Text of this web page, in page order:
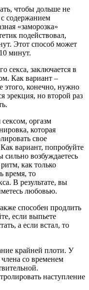
чтобы дольше не
с содержанием
«заморозка»
подействовал,
Этот способ может
минут.
секса, заключается в
Как вариант –
этого, конечно, нужно
эрекция, но второй раз
оргазм
которая
свое
вариант, попробуйте
возбуждаетесь
как только
время, то
В результате, вы
любовью.
способен продлить
если выпьете
а если встал, то
крайней плоти. У
со временем
наступление